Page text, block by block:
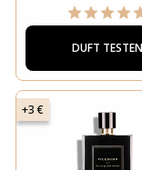
DUFT TESTEN
+3 €